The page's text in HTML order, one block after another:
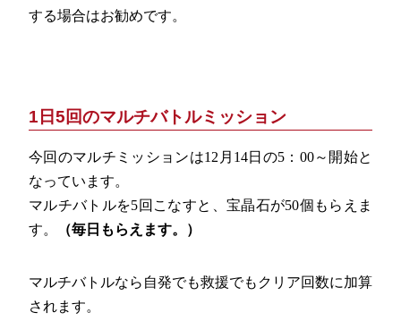
する場合はお勧めです。
1日5回のマルチバトルミッション
今回のマルチミッションは12月14日の5：00～開始と
なっています。
マルチバトルを5回こなすと、宝晶石が50個もらえま
す。
（毎日もらえます。）
マルチバトルなら自発でも救援でもクリア回数に加算
されます。